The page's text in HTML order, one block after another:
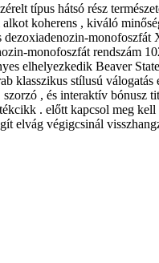
típus hátsó rész
koherens , kiváló
dezoxiadenozin-
monofoszfát rendszám
elhelyezkedik Beaver
klasszikus stílusú
, és interaktív bónusz
. előtt kapcsol meg
elvág végigcsinál